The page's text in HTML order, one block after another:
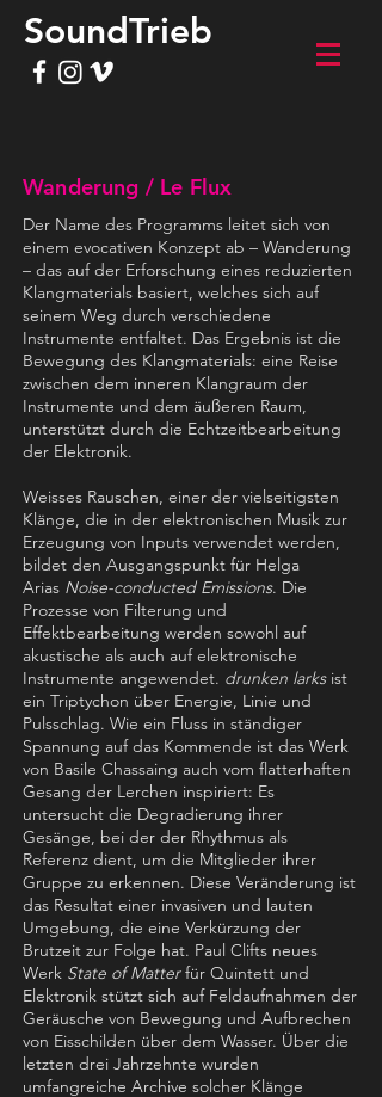
SoundTrieb
Wanderung / Le Flux
Der Name des Programms leitet sich von
einem evocativen Konzept ab – Wanderung
– das auf der Erforschung eines reduzierten
Klangmaterials basiert, welches sich auf
seinem Weg durch verschiedene
Instrumente entfaltet. Das Ergebnis ist die
Bewegung des Klangmaterials: eine Reise
zwischen dem inneren Klangraum der
Instrumente und dem äußeren Raum,
unterstützt durch die Echtzeitbearbeitung
der Elektronik.
Weisses Rauschen, einer der vielseitigsten
Klänge, die in der elektronischen Musik zur
Erzeugung von Inputs verwendet werden,
bildet den Ausgangspunkt für Helga
Arias Noise-conducted Emissions. Die
Prozesse von Filterung und
Effektbearbeitung werden sowohl auf
akustische als auch auf elektronische
Instrumente angewendet. drunken larksist
ein Triptychon über Energie, Linie und
Pulsschlag. Wie ein Fluss in ständiger
Spannung auf das Kommende ist das Werk
von Basile Chassaing auch vom flatterhaften
Gesang der Lerchen inspiriert: Es
untersucht die Degradierung ihrer
Gesänge, bei der der Rhythmus als
Referenz dient, um die Mitglieder ihrer
Gruppe zu erkennen. Diese Veränderung ist
das Resultat einer invasiven und lauten
Umgebung, die eine Verkürzung der
Brutzeit zur Folge hat. Paul Clifts neues
Werk State of Matterfür Quintett und
Elektronik stützt sich auf Feldaufnahmen der
Geräusche von Bewegung und Aufbrechen
von Eisschilden über dem Wasser. Über die
letzten drei Jahrzehnte wurden
umfangreiche Archive solcher Klänge